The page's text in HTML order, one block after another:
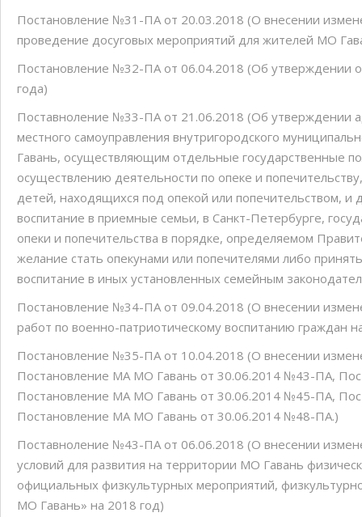
Постановление №31-ПА от 20.03.2018 (О внесении
проведение досуговых мероприятий для жителей МО
Постановление №32-ПА от 06.04.2018 (Об утверждении
года)
Поставноление №33-ПА от 21.06.2018 (Об утверждении
местного самоуправления внутригородского
Гавань, осуществляющим отдельные государственные
осуществлению деятельности по опеке и
детей, находящихся под опекой или попечительством,
воспитание в приемные семьи, в Санкт-Петербурге,
опеки и попечительства в порядке, определяемом
желание стать опекунами или попечителями либо
воспитание в иных установленных семейным
Постановление №34-ПА от 09.04.2018 (О внесении
работ по военно-патриотическому воспитанию граждан
Постановление №35-ПА от 10.04.2018 (О внесении
Постановление МА МО Гавань от 30.06.2014 №43-ПА,
Постановление МА МО Гавань от 30.06.2014 №45-ПА,
Постановление МА МО Гавань от 30.06.2014 №48-ПА.)
Поставноление №43-ПА от 06.06.2018 (О внесении
условий для развития на территории МО Гавань
официальных физкультурных мероприятий,
МО Гавань» на 2018 год)